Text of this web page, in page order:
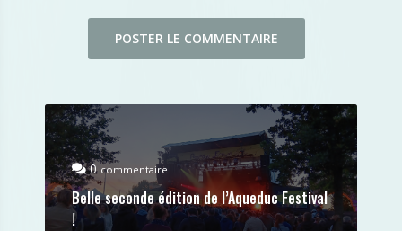
0commentaire
Belle seconde édition de l’Aqueduc Festival
!